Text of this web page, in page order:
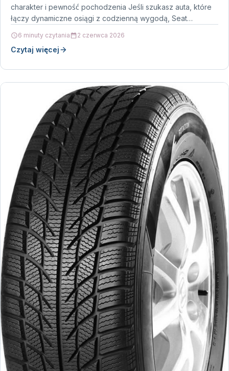
charakter i pewność pochodzenia Jeśli szukasz auta, które
łączy dynamiczne osiągi z codzienną wygodą, Seat…
6 minuty czytania 2 czerwca 2026
Czytaj więcej